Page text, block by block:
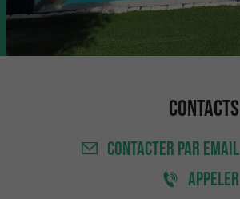
Contacts
CONTACTER PAR EMAIL
APPELER